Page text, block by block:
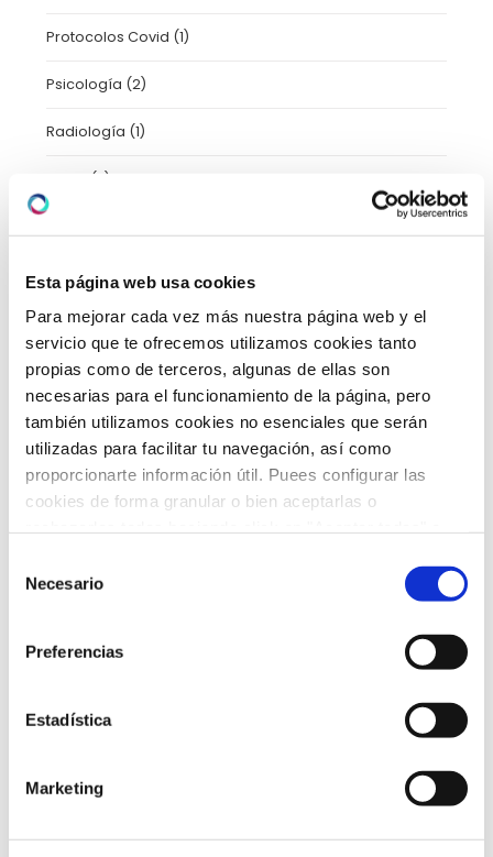
Esta página web usa cookies
Para mejorar cada vez más nuestra página web y el
servicio que te ofrecemos utilizamos cookies tanto
propias como de terceros, algunas de ellas son
necesarias para el funcionamiento de la página, pero
también utilizamos cookies no esenciales que serán
utilizadas para facilitar tu navegación, así como
proporcionarte información útil. Puees configurar las
cookies de forma granular o bien aceptarlas o
política de cookies
Necesario
Preferencias
Estadística
Marketing
Protocolos Covid (1)
Psicología (2)
Radiología (1)
(7)
Trastornos del movimiento
Tratamientos(11)
Uncategorized (2)
Urgencias(2)
Video-consejos nutricionales (15)
Vídeos(21)
enero 2026